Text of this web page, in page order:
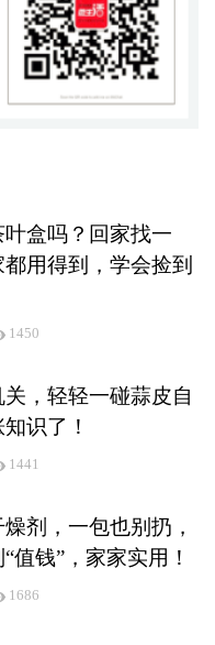
盒吗？回家找一
用得到，学会捡到
1450
，轻轻一碰蒜皮自
识了！
1441
剂，一包也别扔，
值钱”，家家实用！
1686